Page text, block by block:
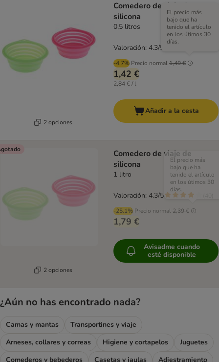
2 opciones
Comedero de viaje de
silicona
0,5 litros
-4.7% Precio normal1,49 €
El precio más
bajo que ha
tenido el artículo
en los útimos 30
días.
1,42 €
2,84 € / l
Valoración: 4.3/5
Añadir a la cesta
2 opciones
Comedero de viaje de
silicona
1 litro
-25.1% Precio normal 2,39 €
El precio más
bajo que ha
tenido el artículo
en los útimos 30
días.
1,79 €
Valoración: 4.3/5
Avisadme cuando
esté disponible
¿Aún no has encontrado nada?
Camas y mantas
Transportines y viaje
Arneses, collares y correas
Higiene y cortapelos
Juguetes
Comederos y bebederos
Casetas y jaulas
Adiestramiento